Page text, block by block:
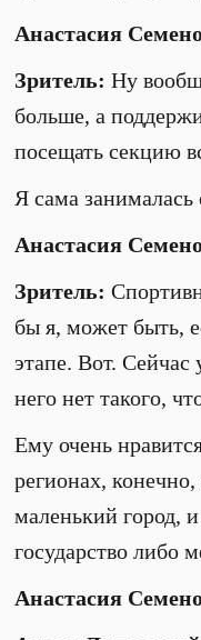
Анастасия
Зритель: Ну
больше, а
посещать секцию
Я сама занималась
Анастасия
Зритель:
бы я, может быть,
этапе. Вот.
него нет такого,
Ему очень
регионах,
маленький город,
государство либо
Анастасия